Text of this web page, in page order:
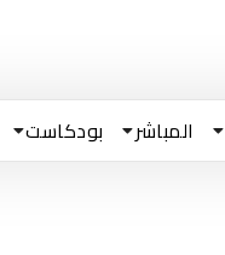
المباشر بودكاست